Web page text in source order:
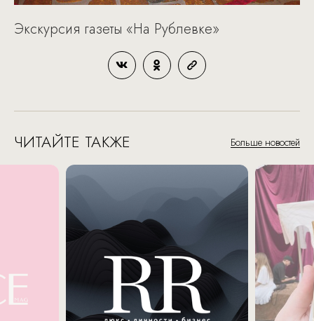
Экскурсия газеты «На Рублевке»
ЧИТАЙТЕ ТАКЖЕ Больше новостей